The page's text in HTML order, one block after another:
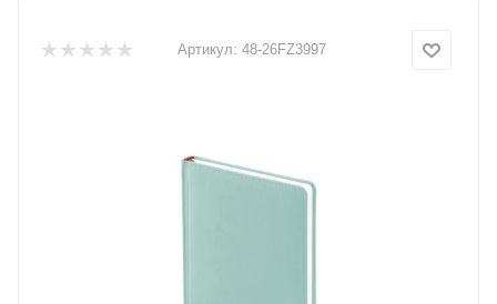
Артикул: 48-26FZ3997